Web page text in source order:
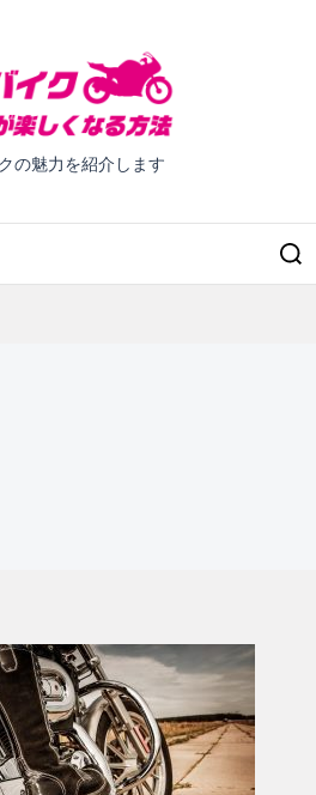
の魅力を紹介します